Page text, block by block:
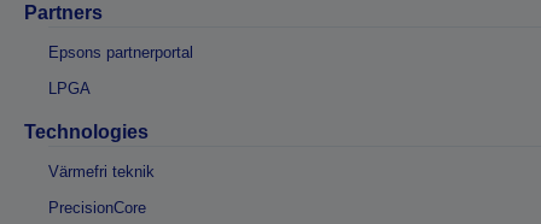
Partners
Epsons partnerportal
LPGA
Technologies
Värmefri teknik
PrecisionCore